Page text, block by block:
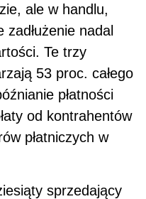
ale w handlu,
nadal
Te trzy
53 proc. całego
płatności
od kontrahentów
płatniczych w
sprzedający